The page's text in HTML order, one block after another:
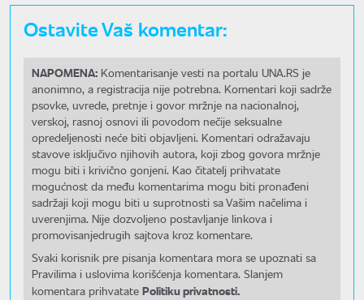
Ostavite Vaš komentar:
NAPOMENA: Komentarisanje vesti na portalu UNA.RS je
anonimno, a registracija nije potrebna. Komentari koji sadrže
psovke, uvrede, pretnje i govor mržnje na nacionalnoj,
verskoj, rasnoj osnovi ili povodom nečije seksualne
opredeljenosti neće biti objavljeni. Komentari odražavaju
stavove isključivo njihovih autora, koji zbog govora mržnje
mogu biti i krivično gonjeni. Kao čitatelj prihvatate
mogućnost da među komentarima mogu biti pronađeni
sadržaji koji mogu biti u suprotnosti sa Vašim načelima i
uverenjima. Nije dozvoljeno postavljanje linkova i
promovisanjedrugih sajtova kroz komentare.
Svaki korisnik pre pisanja komentara mora se upoznati sa
Pravilima i uslovima korišćenja komentara. Slanjem
komentara prihvatate Politiku privatnosti.